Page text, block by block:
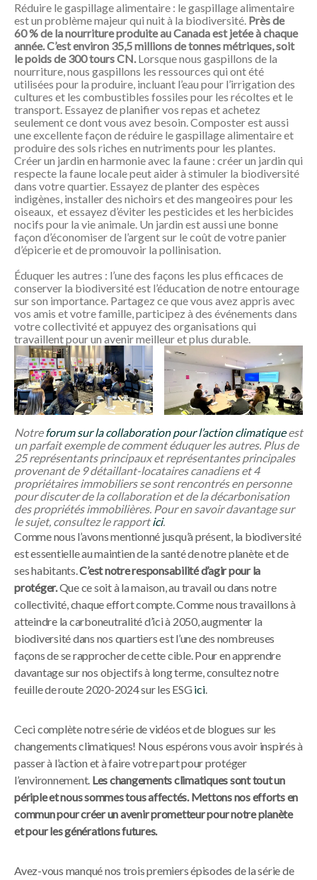
Réduire le gaspillage alimentaire : le gaspillage alimentaire
est un problème majeur qui nuit à la biodiversité. Près de
60 % de la nourriture produite au Canada est jetée à chaque
année. C’est environ 35,5 millions de tonnes métriques, soit
le poids de 300 tours CN.Lorsque nous gaspillons de la
nourriture, nous gaspillons les ressources qui ont été
utilisées pour la produire, incluant l’eau pour l’irrigation des
cultures et les combustibles fossiles pour les récoltes et le
transport. Essayez de planifier vos repas et achetez
seulement ce dont vous avez besoin. Composter est aussi
une excellente façon de réduire le gaspillage alimentaire et
produire des sols riches en nutriments pour les plantes.
Créer un jardin en harmonie avec la faune : créer un jardin qui
respecte la faune locale peut aider à stimuler la biodiversité
dans votre quartier. Essayez de planter des espèces
indigènes, installer des nichoirs et des mangeoires pour les
oiseaux, et essayez d’éviter les pesticides et les herbicides
nocifs pour la vie animale. Un jardin est aussi une bonne
façon d’économiser de l’argent sur le coût de votre panier
d’épicerie et de promouvoir la pollinisation.
Éduquer les autres : l’une des façons les plus efficaces de
conserver la biodiversité est l’éducation de notre entourage
sur son importance. Partagez ce que vous avez appris avec
vos amis et votre famille, participez à des événements dans
votre collectivité et appuyez des organisations qui
travaillent pour un avenir meilleur et plus durable.
Notreforum sur la collaboration pour l’action climatiqueest
un parfait exemple de comment éduquer les autres. Plus de
25 représentants principaux et représentantes principales
provenant de 9 détaillant-locataires canadiens et 4
propriétaires immobiliers se sont rencontrés en personne
pour discuter de la collaboration et de la décarbonisation
des propriétés immobilières. Pour en savoir davantage sur
le sujet, consultez le rapportici.
Comme nous l’avons mentionné jusqu’à présent, la biodiversité
est essentielle au maintien de la santé de notre planète et de
ses habitants.C’est notre responsabilité d’agir pour la
protéger.Que ce soit à la maison, au travail ou dans notre
collectivité, chaque effort compte. Comme nous travaillons à
atteindre la carboneutralité d’ici à 2050, augmenter la
biodiversité dans nos quartiers est l’une des nombreuses
façons de se rapprocher de cette cible. Pour en apprendre
davantage sur nos objectifs à long terme, consultez notre
feuille de route 2020-2024 sur les ESGici.
Ceci complète notre série de vidéos et de blogues sur les
changements climatiques! Nous espérons vous avoir inspirés à
passer à l’action et à faire votre part pour protéger
l’environnement. Les changements climatiques sont tout un
périple et nous sommes tous affectés. Mettons nos efforts en
commun pour créer un avenir prometteur pour notre planète
et pour les générations futures.
Avez-vous manqué nos trois premiers épisodes de la série de